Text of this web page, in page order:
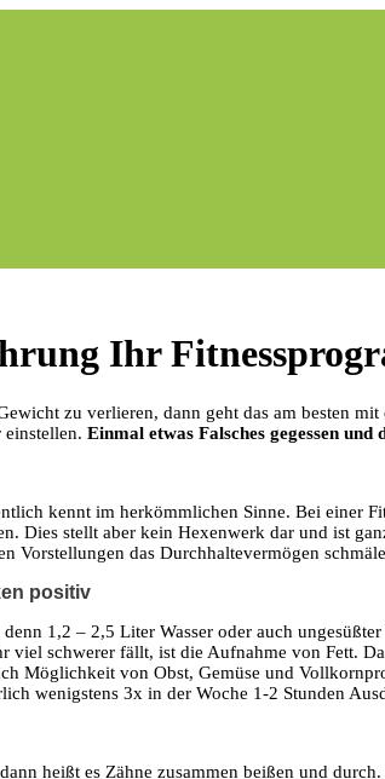
Ihr
zu verlieren, dann geht das am besten
Einmal etwas Falsches gegessen
kennt im herkömmlichen Sinne. Bei einer
Dies stellt aber kein Hexenwerk dar und ist
Vorstellungen das Durchhaltevermögen
positiv
1,2 – 2,5 Liter Wasser oder auch
viel schwerer fällt, ist die Aufnahme von Fett.
Möglichkeit von Obst, Gemüse und
wenigstens 3x in der Woche 1-2 Stunden
heißt es Zähne zusammen beißen und